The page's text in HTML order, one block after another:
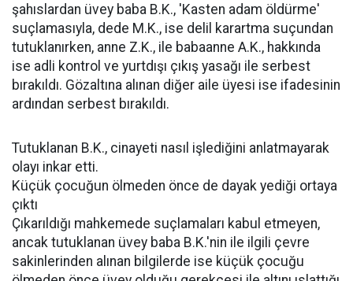
şahıslardan üvey baba B.K., 'Kasten adam öldürme'
suçlamasıyla, dede M.K., ise delil karartma suçundan
tutuklanırken, anne Z.K., ile babaanne A.K., hakkında
ise adli kontrol ve yurtdışı çıkış yasağı ile serbest
bırakıldı. Gözaltına alınan diğer aile üyesi ise ifadesinin
ardından serbest bırakıldı.
Tutuklanan B.K., cinayeti nasıl işlediğini anlatmayarak
olayı inkar etti.
Küçük çocuğun ölmeden önce de dayak yediği ortaya
çıktı
Çıkarıldığı mahkemede suçlamaları kabul etmeyen,
ancak tutuklanan üvey baba B.K.'nin ile ilgili çevre
sakinlerinden alınan bilgilerde ise küçük çocuğu